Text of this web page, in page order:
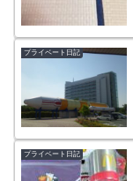
プライベート日記
プライベート日記